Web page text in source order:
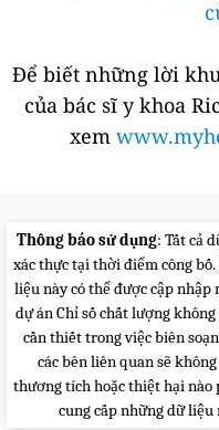
Để biết những lời
của bác sĩ y khoa
xem
Thông báo sử dụng: Tất cả
xác thực tại thời điểm công
liệu này có thể được cập
dự án Chỉ số chất lượng
cần thiết trong việc biên
các bên liên quan sẽ
thương tích hoặc thiệt hại
cung cấp những dữ